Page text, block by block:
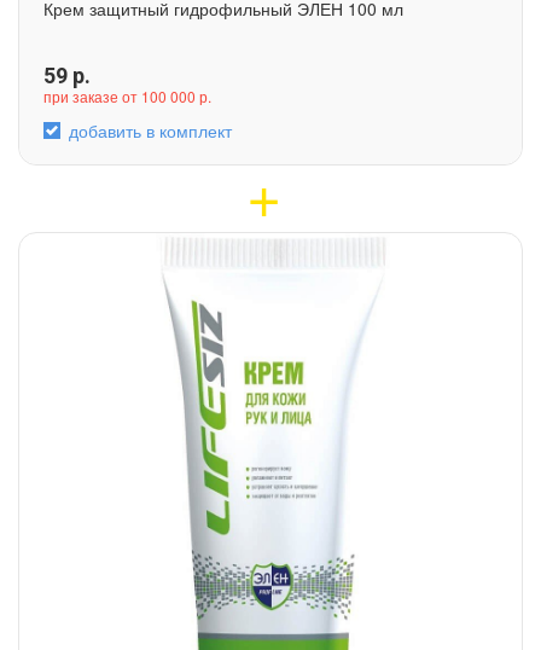
Крем защитный гидрофильный ЭЛЕН 100 мл
59 р.
при заказе от 100 000 р.
добавить в комплект